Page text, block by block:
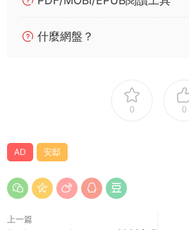
什麼網盤？
0 0
AD 安邸
上一篇